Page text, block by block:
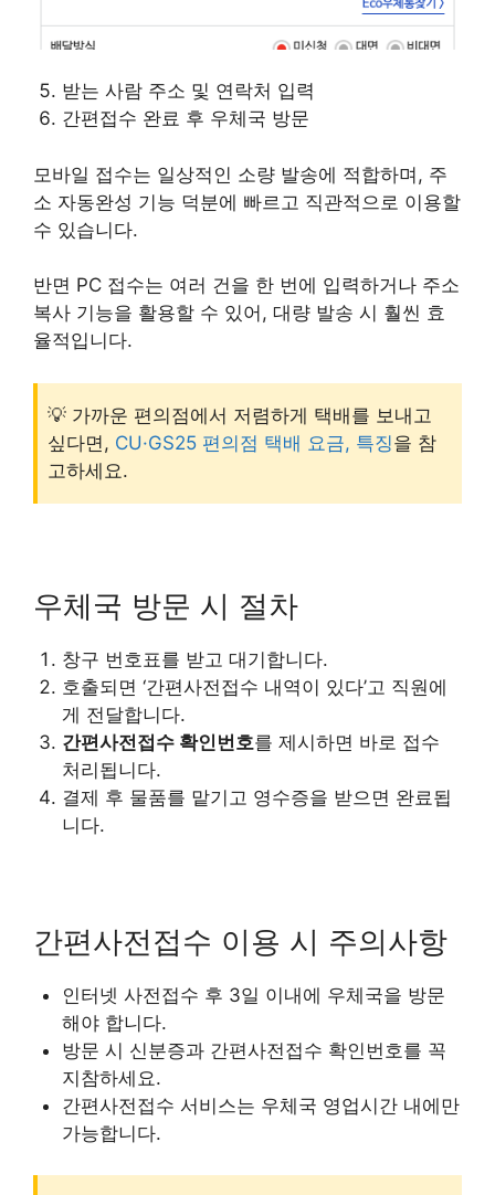
받는 사람 주소 및 연락처 입력
간편접수 완료 후 우체국 방문
모바일 접수는 일상적인 소량 발송에 적합하며, 주
소 자동완성 기능 덕분에 빠르고 직관적으로 이용할
수 있습니다.
반면 PC 접수는 여러 건을 한 번에 입력하거나 주소
복사 기능을 활용할 수 있어, 대량 발송 시 훨씬 효
율적입니다.
💡 가까운 편의점에서 저렴하게 택배를 보내고
싶다면, CU·GS25 편의점 택배 요금, 특징을 참
고하세요.
우체국 방문 시 절차
창구 번호표를 받고 대기합니다.
호출되면 ‘간편사전접수 내역이 있다’고 직원에
게 전달합니다.
간편사전접수 확인번호를 제시하면 바로 접수
처리됩니다.
결제 후 물품를 맡기고 영수증을 받으면 완료됩
니다.
간편사전접수 이용 시 주의사항
인터넷 사전접수 후 3일 이내에 우체국을 방문
해야 합니다.
방문 시 신분증과 간편사전접수 확인번호를 꼭
지참하세요.
간편사전접수 서비스는 우체국 영업시간 내에만
가능합니다.